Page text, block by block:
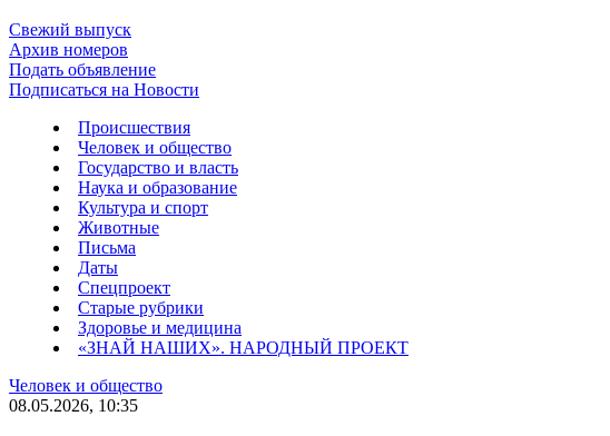
Свежий выпуск
Архив номеров
Подать объявление
Подписаться на Новости
Происшествия
Человек и общество
Государство и власть
Наука и образование
Культура и спорт
Животные
Письма
Даты
Спецпроект
Старые рубрики
Здоровье и медицина
«ЗНАЙ НАШИХ». НАРОДНЫЙ ПРОЕКТ
Человек и общество
08.05.2026, 10:35